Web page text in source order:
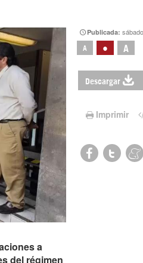
Publicada:
A • A
Descargar
Imprimir
a
del régimen